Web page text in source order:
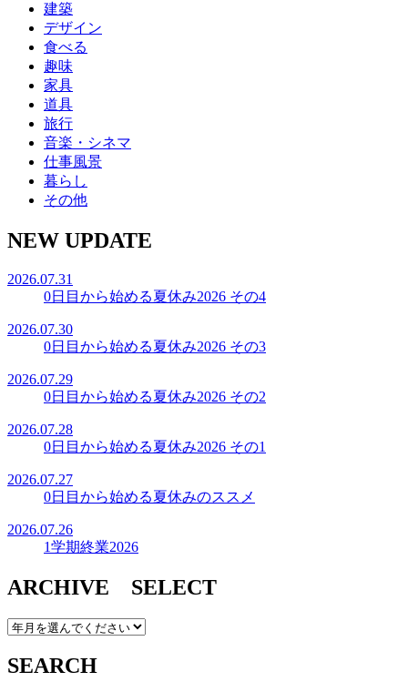
建築
デザイン
食べる
趣味
家具
道具
旅行
音楽・シネマ
仕事風景
暮らし
その他
NEW UPDATE
2026.07.31
0日目から始める夏休み2026 その4
2026.07.30
0日目から始める夏休み2026 その3
2026.07.29
0日目から始める夏休み2026 その2
2026.07.28
0日目から始める夏休み2026 その1
2026.07.27
0日目から始める夏休みのススメ
2026.07.26
1学期終業2026
ARCHIVE SELECT
SEARCH